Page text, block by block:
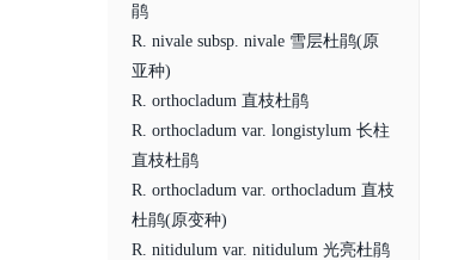
鹃
R. nivale subsp. nivale 雪层杜鹃(原
亚种)
R. orthocladum 直枝杜鹃
R. orthocladum var. longistylum 长柱
直枝杜鹃
R. orthocladum var. orthocladum 直枝
杜鹃(原变种)
R. nitidulum var. nitidulum 光亮杜鹃